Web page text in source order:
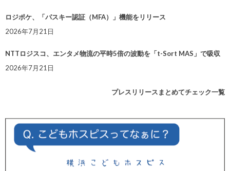
ロジポケ、「パスキー認証（MFA）」機能をリリース
2026年7月21日
NTTロジスコ、エンタメ物流の平時5倍の波動を「t-Sort MAS」で吸収
2026年7月21日
プレスリリースまとめてチェック一覧